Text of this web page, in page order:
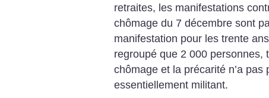
retraites, les manifestations
chômage du 7 décembre sont
manifestation pour les trente
regroupé que 2 000 personnes,
chômage et la précarité n’a
essentiellement militant.